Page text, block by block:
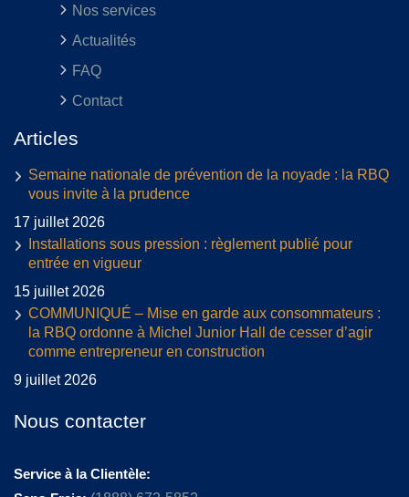
Nos services
Actualités
FAQ
Contact
Articles
Semaine nationale de prévention de la noyade : la RBQ
vous invite à la prudence
17 juillet 2026
Installations sous pression : règlement publié pour
entrée en vigueur
15 juillet 2026
COMMUNIQUÉ – Mise en garde aux consommateurs :
la RBQ ordonne à Michel Junior Hall de cesser d’agir
comme entrepreneur en construction
9 juillet 2026
Nous contacter
Service à la Clientèle: